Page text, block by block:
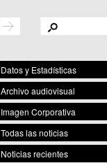
Datos y Estadísticas
Archivo audiovisual
Imagen Corporativa
Todas las noticias
Noticias recientes